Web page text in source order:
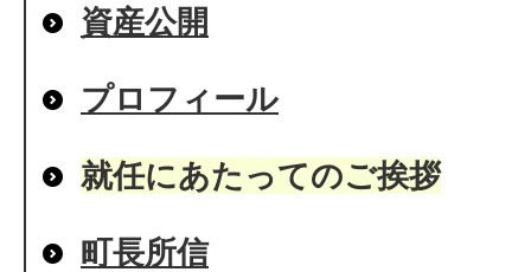
資産公開
プロフィール
就任にあたってのご挨拶
町長所信